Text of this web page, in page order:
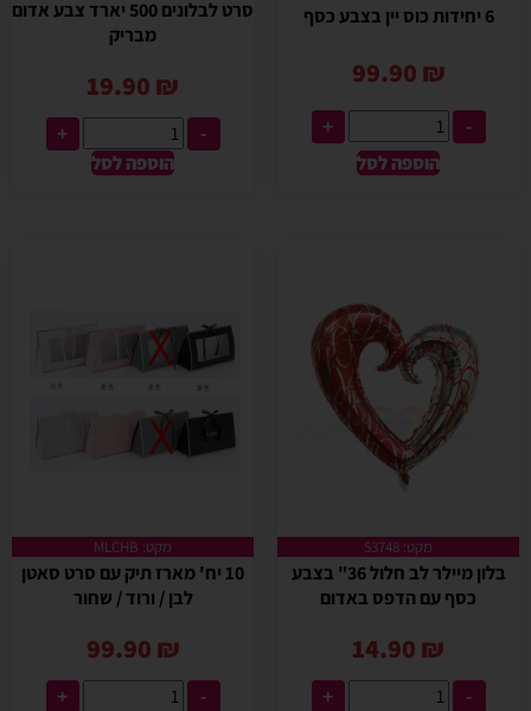
6 יחידות כוס יין בצבע כסף
99.90 ₪
-
+
הוספה לסל
סרט לבלונים 500 יארד צבע אדום
מבריק
19.90 ₪
-
+
הוספה לסל
מקט: 53748
בלון מיילר לב חלול 36" בצבע
כסף עם הדפס באדום
14.90 ₪
-
+
מקט: MLCHB
10 יח' מארז תיק עם סרט סאטן
לבן / ורוד / שחור
99.90 ₪
-
+